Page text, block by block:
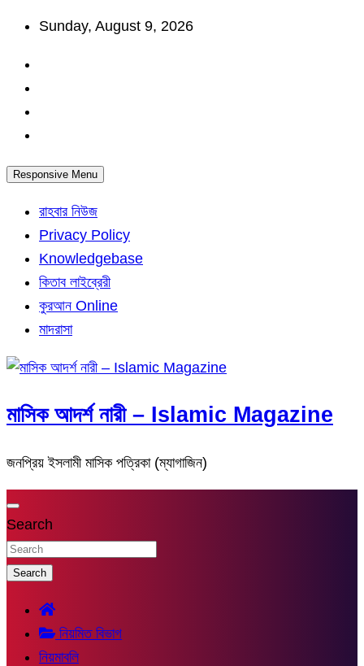
Skip
content
Sunday, August 9, 2026
Responsive Menu
রাহবার নিউজ
Privacy Policy
Knowledgebase
কিতাব লাইব্রেরী
কুরআন Online
মাদরাসা
মাসিক আদর্শ নারী – Islamic Magazine
জনপ্রিয় ইসলামী মাসিক পত্রিকা (ম্যাগাজিন)
Search
Search
নিয়মিত বিভাগ
নিয়মাবলি